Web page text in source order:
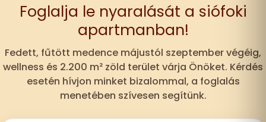
Foglalja le nyaralását a siófoki
apartmanban!
Fedett, fűtött medence májustól szeptember végéig,
wellness és 2.200 m² zöld terület várja Önöket. Kérdés
esetén hívjon minket bizalommal, a foglalás
menetében szívesen segítünk.